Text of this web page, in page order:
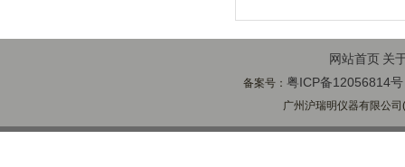
网站首页 关
备案号： 粤ICP备12056814号
广州沪瑞明仪器有限公